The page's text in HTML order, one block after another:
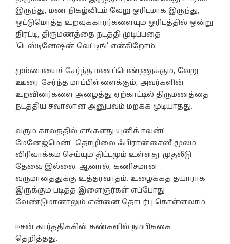
இருந்து, மண நிகழ்விடம் வேறு ஓரிடமாக இருந்து,
ஒட்டுமொத்த உறவுக்காரர்களையும் ஓரிடத்தில் ஒன்று
திரட்டி, திருமணத்தை நடத்தி முடிப்பதை
‘டெஸ்டினேஷன் வெட்டிங்’ என்கிறோம்.
மும்பையைச் சேர்ந்த மணப்பெண்ணுக்கும், வேறு
ஊரை சேர்ந்த மாப்பிள்ளைக்கும், அவர்களின்
உறவினர்களை அழைத்து ஏற்காட்டில் திருமணத்தை
நடத்திய சவாலான அனுபவம் மறக்க முடியாதது.
வரும் காலத்தில் எங்களது யுனிக் ஈவன்ட்
மேனேஜ்மென்ட் தொழிலை ஃபிரான்சைஸீ மூலம்
விரிவாக்கம் செய்யும் திட்டமும் உள்ளது. முதலீடு
தேவை இல்லை. ஆனால், கணிசமான
வருமானத்துக்கு உத்தரவாதம். உழைக்கத் தயாராக
இருக்கும் படித்த இளைஞர்கள் எப்போது
வேண்டுமானாலும் என்னை தொடர்பு கொள்ளலாம்.
ஈசன் கார்த்திக்கின் கண்களில் நம்பிக்கை
தெறித்தது.